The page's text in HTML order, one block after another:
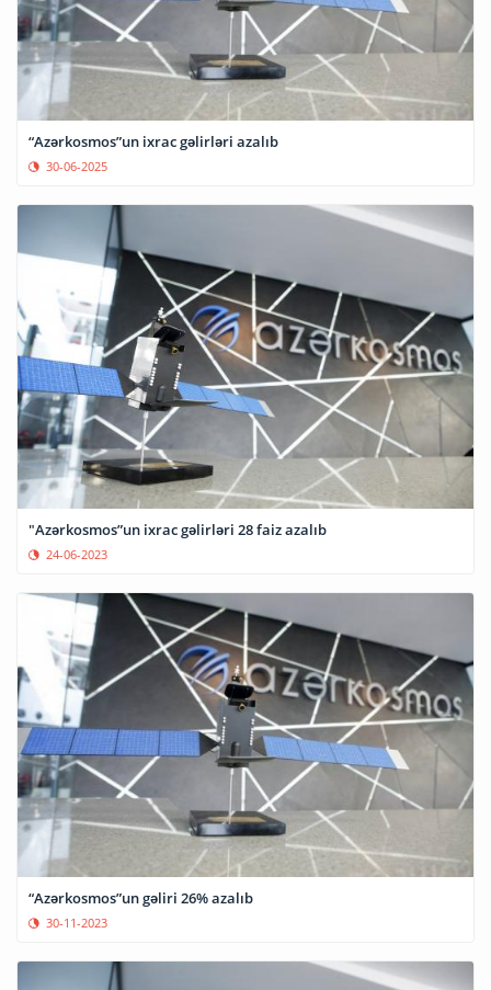
“Azərkosmos”un ixrac gəlirləri azalıb
30-06-2025
"Azərkosmos”un ixrac gəlirləri 28 faiz azalıb
24-06-2023
“Azərkosmos”un gəliri 26% azalıb
30-11-2023